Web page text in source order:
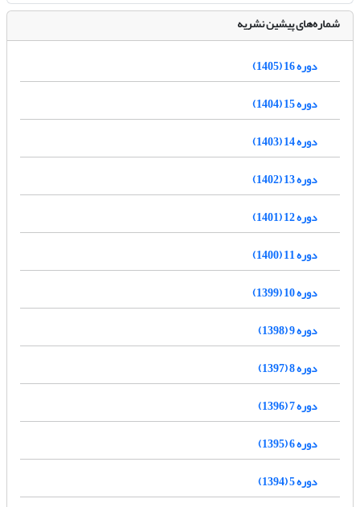
شماره‌های پیشین نشریه
دوره 16 (1405)
دوره 15 (1404)
دوره 14 (1403)
دوره 13 (1402)
دوره 12 (1401)
دوره 11 (1400)
دوره 10 (1399)
دوره 9 (1398)
دوره 8 (1397)
دوره 7 (1396)
دوره 6 (1395)
دوره 5 (1394)